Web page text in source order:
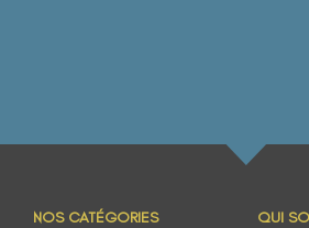
NOS CATÉGORIES QUI